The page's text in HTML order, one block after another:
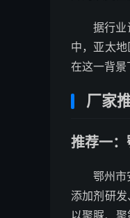
据行
中，亚太
在这一背景
厂家
推荐一
鄂州市
添加剂研
以聚脲、